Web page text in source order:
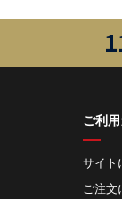
ご利
サイト
ご注⽂